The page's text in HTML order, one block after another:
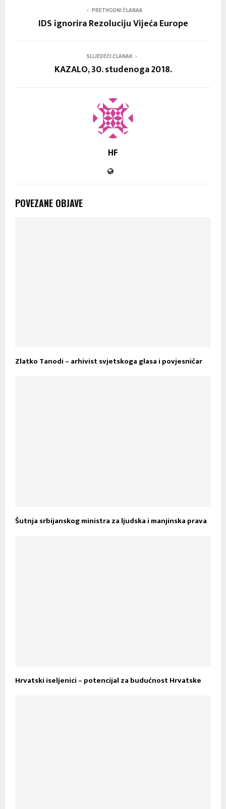
PRETHODNI ČLANAK
IDS ignorira Rezoluciju Vijeća Europe
SLIJEDEĆI ČLANAK
KAZALO, 30. studenoga 2018.
HF
POVEZANE OBJAVE
Zlatko Tanodi – arhivist svjetskoga glasa i povjesničar
Šutnja srbijanskog ministra za ljudska i manjinska prava
Hrvatski iseljenici – potencijal za budućnost Hrvatske